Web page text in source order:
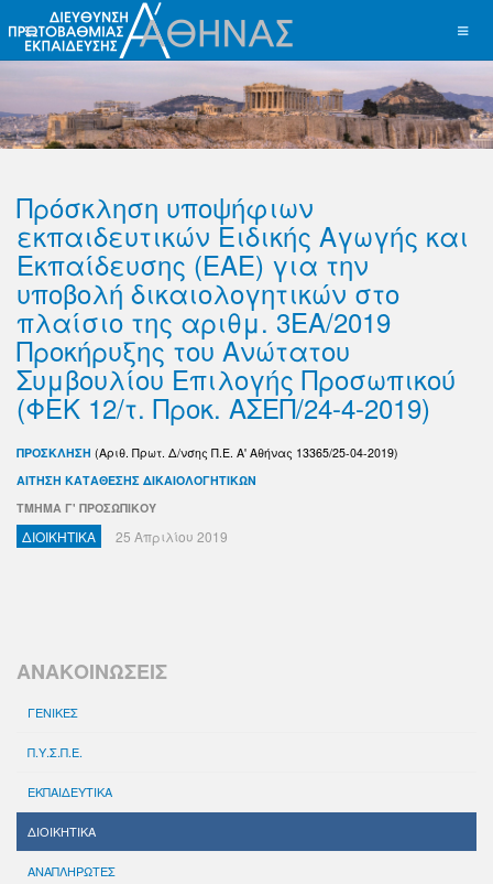
Πρόσκληση υποψήφιων
εκπαιδευτικών Ειδικής Αγωγής και
Εκπαίδευσης (ΕΑΕ) για την
υποβολή δικαιολογητικών στο
πλαίσιο της αριθμ. 3ΕA/2019
Προκήρυξης του Ανώτατου
Συμβουλίου Επιλογής Προσωπικού
(ΦΕΚ 12/τ. Προκ. ΑΣΕΠ/24-4-2019)
ΠΡΟΣΚΛΗΣΗ (Αριθ. Πρωτ. Δ/νσης Π.Ε. Α' Αθήνας 13365/25-04-2019)
ΑΙΤΗΣΗ ΚΑΤΑΘΕΣΗΣ ΔΙΚΑΙΟΛΟΓΗΤΙΚΩΝ
ΤΜΗΜΑ Γ' ΠΡΟΣΩΠΙΚΟΥ
ΔΙΟΙΚΗΤΙΚΑ 25 Απριλίου 2019
ΑΝΑΚΟΙΝΩΣΕΙΣ
ΓΕΝΙΚΕΣ
Π.Υ.Σ.Π.Ε.
ΕΚΠΑΙΔΕΥΤΙΚΑ
ΔΙΟΙΚΗΤΙΚΑ
ΑΝΑΠΛΗΡΩΤΕΣ